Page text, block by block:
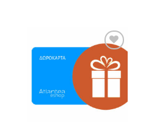
Add to
wishlist